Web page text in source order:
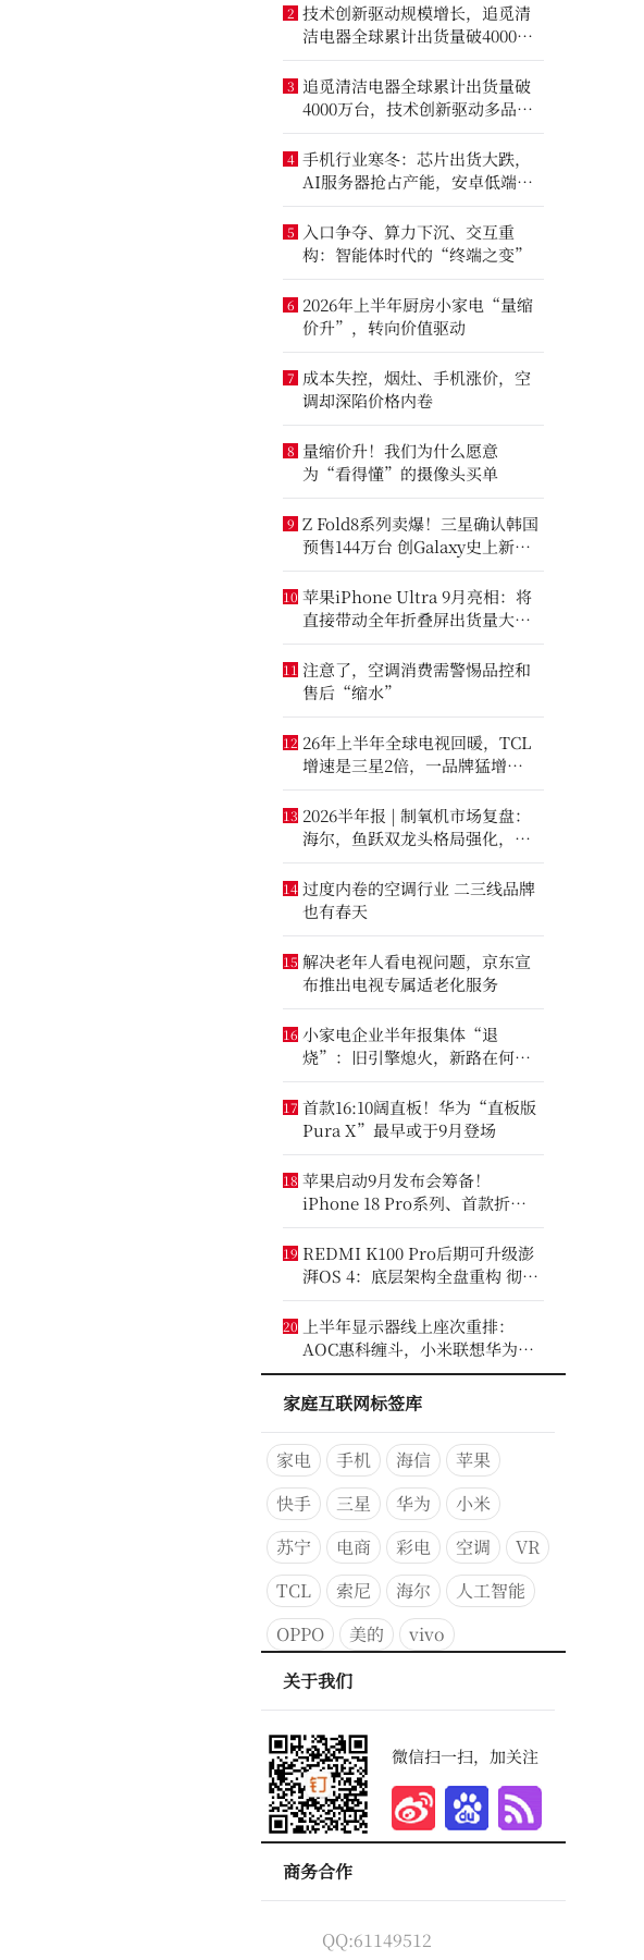
2 技术创新驱动规模增长，追觅清
洁电器全球累计出货量破4000万
台
3 追觅清洁电器全球累计出货量破
4000万台，技术创新驱动多品类
增长
4 手机行业寒冬：芯片出货大跌，
AI服务器抢占产能，安卓低端压
力最大
5
入口争夺、算力下沉、交互重
构：智能体时代的“终端之变”
6 2026年上半年厨房小家电“量缩
价升”，转向价值驱动
7 成本失控，烟灶、手机涨价，空
调却深陷价格内卷
8 量缩价升！我们为什么愿意
为“看得懂”的摄像头买单
9 Z Fold8系列卖爆！三星确认韩国
预售144万台 创Galaxy史上新纪
录
10 苹果iPhone Ultra 9月亮相：将
直接带动全年折叠屏出货量大涨
20%
11 注意了，空调消费需警惕品控和
售后“缩水”
12 26年上半年全球电视回暖，TCL
增速是三星2倍，一品牌猛增
14.8%
13 2026半年报 | 制氧机市场复盘：
海尔，鱼跃双龙头格局强化，大
升数制氧市场进一步打开
14 过度内卷的空调行业 二三线品牌
也有春天
15 解决老年人看电视问题，京东宣
布推出电视专属适老化服务
16 小家电企业半年报集体“退
烧”：旧引擎熄火，新路在何
方？
17 首款16:10阔直板！华为“直板版
Pura X”最早或于9月登场
18 苹果启动9月发布会筹备！
iPhone 18 Pro系列、首款折叠
iPhone将亮相
19 REDMI K100 Pro后期可升级澎
湃OS 4：底层架构全盘重构 彻底
剥离MIUI遗留代码
20
上半年显示器线上座次重排：
AOC惠科缠斗，小米联想华为进
前八
家庭互联网标签库
家电 手机 海信
苹果
快手
三星 华为
小米
苏宁
电商 彩电 空调
VR
TCL
索尼 海尔
人工智能
OPPO
美的
vivo
关于我们
微信扫一扫，加关注
商务合作
QQ:61149512